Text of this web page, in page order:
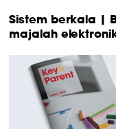
Sistem berkala |
majalah